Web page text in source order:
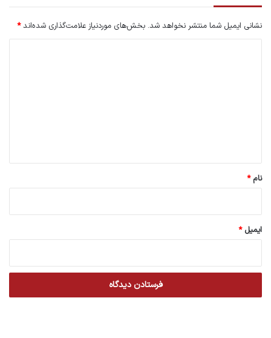
نشانی ایمیل شما منتشر نخواهد شد. بخش‌های موردنیاز علامت‌گذاری شده‌اند*
نام*
ایمیل*